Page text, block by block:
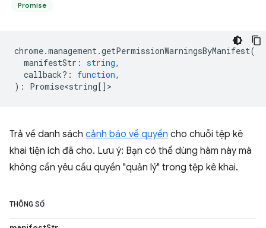
Promise
chrome.management.getPermissionWarningsByManifest(
manifestStr : string,
callback? : function,
) : Promise<string[]>
Trả về danh sách cảnh báo về quyền cho chuỗi tệp kê
khai tiện ích đã cho. Lưu ý: Bạn có thể dùng hàm này mà
không cần yêu cầu quyền "quản lý" trong tệp kê khai.
THÔNG SỐ